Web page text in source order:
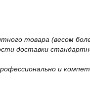
товара (весом
доставки
и